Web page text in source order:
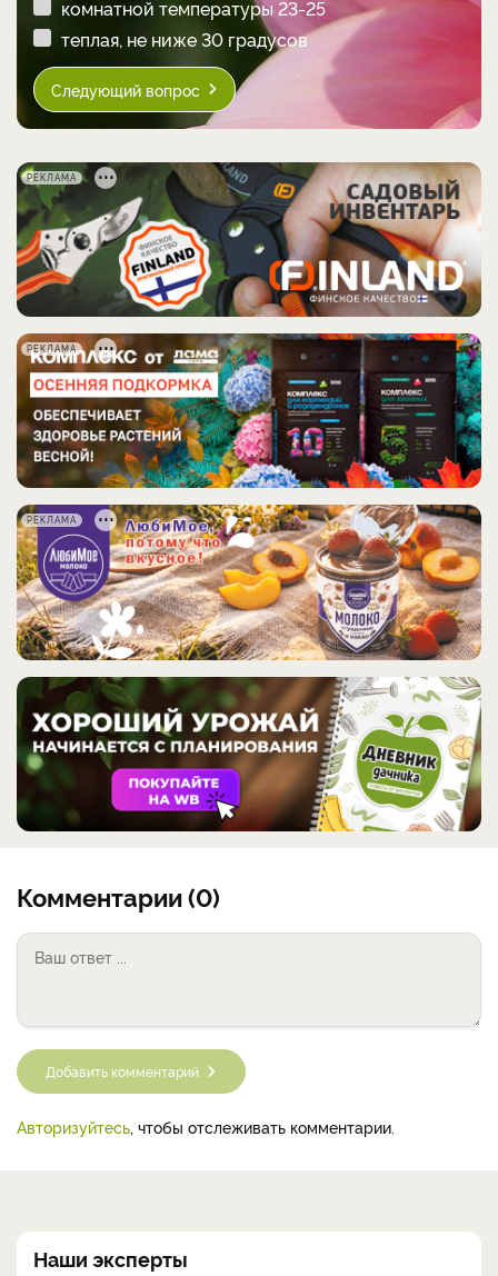
комнатной температуры 23-25
теплая, не ниже 30 градусов
Следующий вопрос
РЕКЛАМА
РЕКЛАМА
РЕКЛАМА
Комментарии (0)
Добавить комментарий
Авторизуйтесь, чтобы отслеживать комментарии.
Наши эксперты